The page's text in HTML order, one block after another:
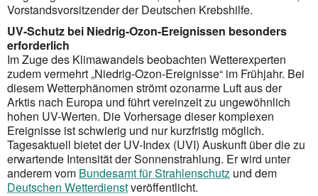
Vorstandsvorsitzender der Deutschen Krebshilfe.
UV-Schutz bei Niedrig-Ozon-Ereignissen besonders
erforderlich
Im Zuge des Klimawandels beobachten Wetterexperten
zudem vermehrt „Niedrig-Ozon-Ereignisse“ im Frühjahr. Bei
diesem Wetterphänomen strömt ozonarme Luft aus der
Arktis nach Europa und führt vereinzelt zu ungewöhnlich
hohen UV-Werten. Die Vorhersage dieser komplexen
Ereignisse ist schwierig und nur kurzfristig mög­lich.
Tagesaktuell bietet der UV-Index (UVI) Auskunft über die zu
erwartende Intensität der Sonnenstrahlung. Er wird unter
anderem vom Bundesamt für Strahlen­schutz und dem
Deutschen Wetterdienstveröffentlicht.